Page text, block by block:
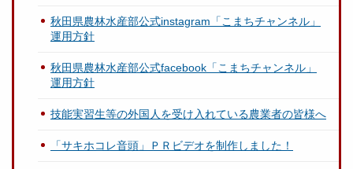
秋田県農林水産部公式instagram「こまちチャンネル」
運用方針
秋田県農林水産部公式facebook「こまちチャンネル」
運用方針
技能実習生等の外国人を受け入れている農業者の皆様へ
「サキホコレ音頭」ＰＲビデオを制作しました！